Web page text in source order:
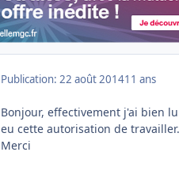
Publication: 22 août 201411 ans
Bonjour, effectivement j'ai bien
eu cette autorisation de travailler.
Merci